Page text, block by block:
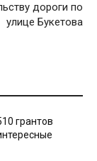
дороги по
улице Букетова
грантов